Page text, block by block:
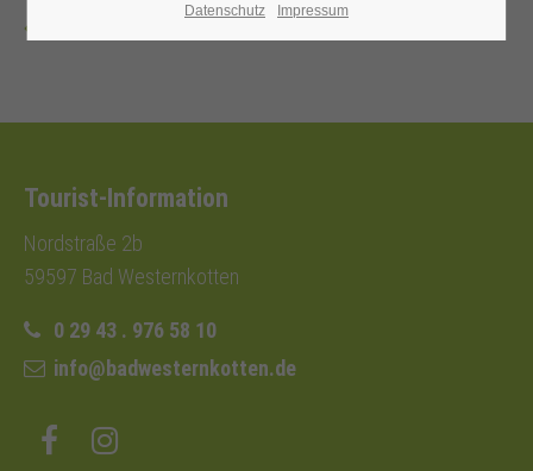
Tourist-Information
Nordstraße 2b
59597 Bad Westernkotten
0 29 43 . 976 58 10
info@badwesternkotten.de
Datenschutz Impressum